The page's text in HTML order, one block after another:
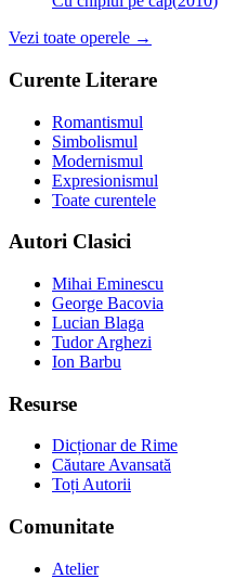
Vezi toate operele →
Curente Literare
Romantismul
Simbolismul
Modernismul
Expresionismul
Toate curentele
Autori Clasici
Mihai Eminescu
George Bacovia
Lucian Blaga
Tudor Arghezi
Ion Barbu
Resurse
Dicționar de Rime
Căutare Avansată
Toți Autorii
Comunitate
Atelier